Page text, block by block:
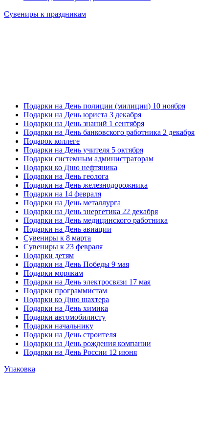
Сувениры к праздникам
Подарки на День полиции (милиции) 10 ноября
Подарки на День юриста 3 декабря
Подарки на День знаний 1 сентября
Подарки на День банковского работника 2 декабря
Подарок коллеге
Подарки на День учителя 5 октября
Подарки системным администраторам
Подарки ко Дню нефтяника
Подарки на День геолога
Подарки на День железнодорожника
Подарки на 14 февраля
Подарки на День металлурга
Подарки на День энергетика 22 декабря
Подарки на День медицинского работника
Подарки на День авиации
Сувениры к 8 марта
Сувениры к 23 февраля
Подарки детям
Подарки на День Победы 9 мая
Подарки морякам
Подарки на День электросвязи 17 мая
Подарки программистам
Подарки ко Дню шахтера
Подарки на День химика
Подарки автомобилисту
Подарки начальнику
Подарки на День строителя
Подарки на День рождения компании
Подарки на День России 12 июня
Упаковка